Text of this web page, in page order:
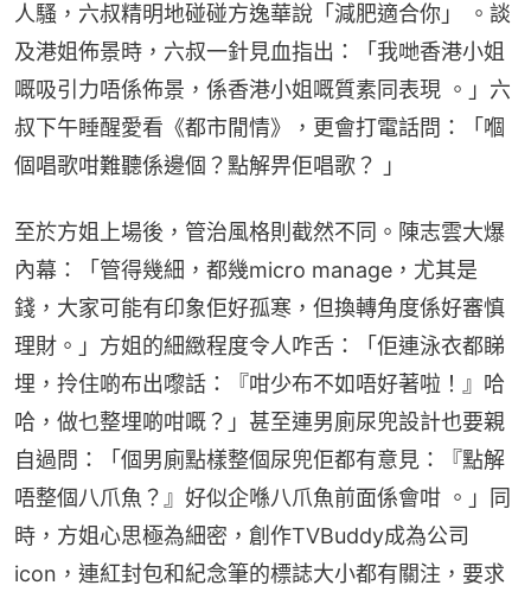
人騷，六叔精明地碰碰方逸華說「減肥適合你」 。談
及港姐佈景時，六叔一針見血指出：「我哋香港小姐
嘅吸引力唔係佈景，係香港小姐嘅質素同表現 。」六
叔下午睡醒愛看《都市閒情》，更會打電話問：「嗰
個唱歌咁難聽係邊個？點解畀佢唱歌？ 」
至於方姐上場後，管治風格則截然不同。陳志雲大爆
內幕：「管得幾細，都幾micro manage，尤其是
錢，大家可能有印象佢好孤寒，但換轉角度係好審慎
理財。」方姐的細緻程度令人咋舌：「佢連泳衣都睇
埋，拎住啲布出嚟話：『咁少布不如唔好著啦！』哈
哈，做乜整埋啲咁嘅？」甚至連男廁尿兜設計也要親
自過問：「個男廁點樣整個尿兜佢都有意見：『點解
唔整個八爪魚？』好似企喺八爪魚前面係會咁 。」同
時，方姐心思極為細密，創作TVBuddy成為公司
icon，連紅封包和紀念筆的標誌大小都有關注，要求